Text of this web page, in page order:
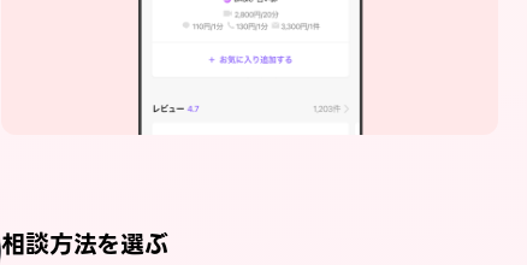
相談方法を選ぶ